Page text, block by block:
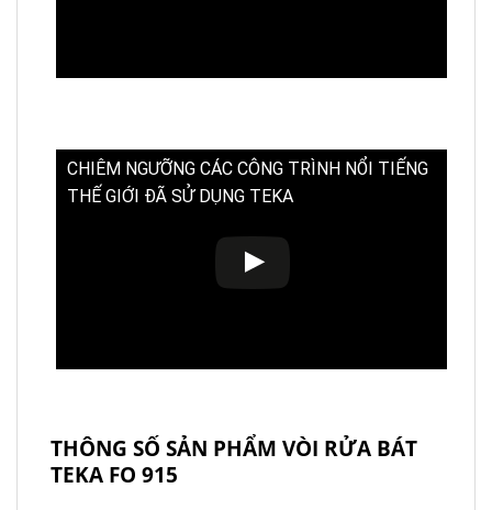
CHIÊM NGƯỠNG CÁC CÔNG TRÌNH NỔI TIẾNG
THẾ GIỚI ĐÃ SỬ DỤNG TEKA
THÔNG SỐ SẢN PHẨM VÒI RỬA BÁT
TEKA FO 915